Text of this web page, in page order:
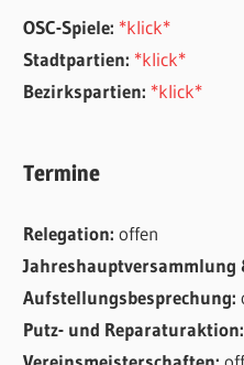
OSC-Spiele: *klick*
Stadtpartien: *klick*
Bezirkspartien: *klick*
Termine
Relegation:offen
Jahreshauptversammlung
Aufstellungsbesprechung:
Putz- und